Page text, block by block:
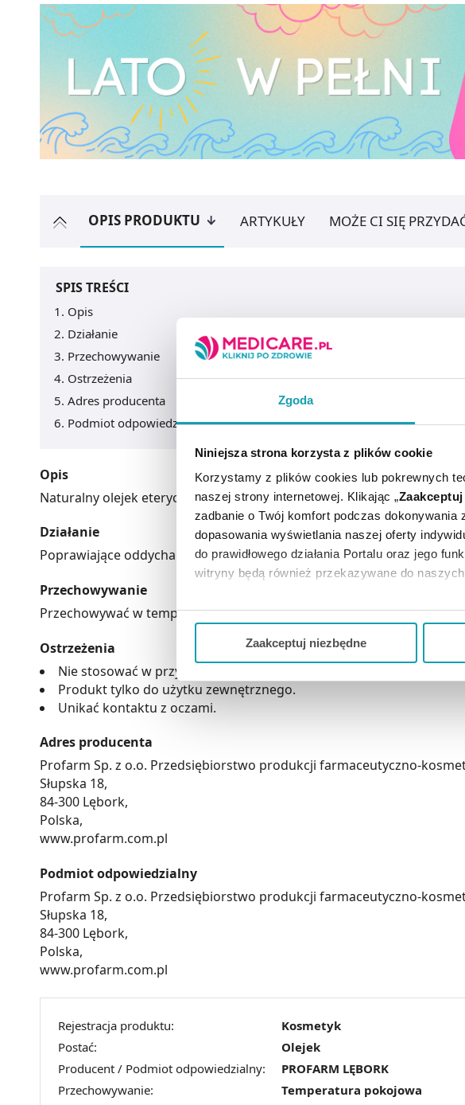
Zgoda
Niniejsza strona korzysta z plików cookie
Korzystamy z plików cookies lub pokrewnych
naszej strony internetowej. Klikając „
zadbanie o Twój komfort podczas dokonywania
dopasowania wyświetlania naszej oferty
do prawidłowego działania Portalu oraz jego
witryny będą również przekazywane do
Jeżeli chcesz dostosować swoją zgodę i
Ciebie danych, które nie są niezbędne dla
wszystkich funkcjonalności Strony.
Zaakceptuj niezbędne
OPIS PRODUKTU ARTYKUŁY MOŻE CI SIĘ
SPIS TREŚCI
Opis
Działanie
Przechowywanie
Ostrzeżenia
Adres producenta
Podmiot odpowiedzialny
Opis
Naturalny olejek eteryczny do kąpieli, masaży i inhalacji.
Działanie
Poprawiające oddychanie, rozgrzewające, poprawiające trawienie,
Przechowywanie
Przechowywać w temperaturze pokojowej, w miejscu niedostępnym
Ostrzeżenia
Nie stosować w przypadku nadwrażliwości na którykolwiek
Produkt tylko do użytku zewnętrznego.
Unikać kontaktu z oczami.
Adres producenta
Profarm Sp. z o.o. Przedsiębiorstwo produkcji farmaceutyczno-
Słupska 18,
84-300 Lębork,
Polska,
www.profarm.com.pl
Podmiot odpowiedzialny
Profarm Sp. z o.o. Przedsiębiorstwo produkcji farmaceutyczno-
Słupska 18,
84-300 Lębork,
Polska,
www.profarm.com.pl
Rejestracja produktu:
Kosmetyk
Postać:
Olejek
Producent / Podmiot odpowiedzialny:
PROFARM LĘBORK
Przechowywanie:
Temperatura pokojowa